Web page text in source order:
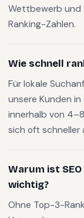
Wettbewerb und
Ranking-Zahlen.
Wie schnell
Für lokale
unsere Kunden
innerhalb von
sich oft schneller
Warum ist
wichtig?
Ohne Top-3-